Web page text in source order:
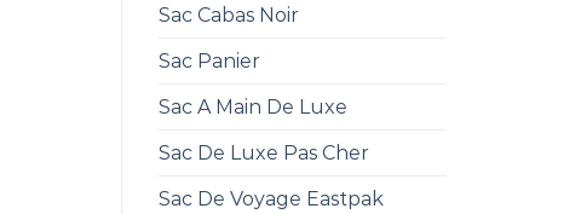
Sac Cabas Noir
Sac Panier
Sac A Main De Luxe
Sac De Luxe Pas Cher
Sac De Voyage Eastpak